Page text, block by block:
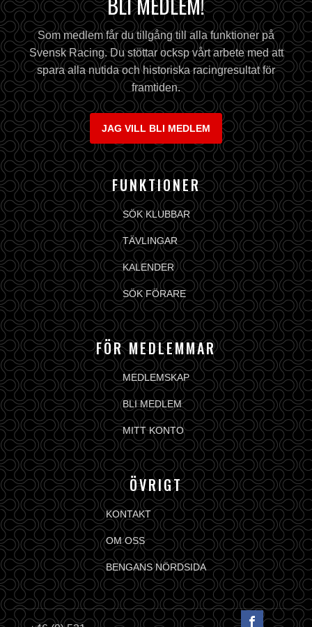
Som medlem får du tillgång till alla funktioner på
Svensk Racing. Du stöttar ocksp vårt arbete med att
spara alla nutida och historiska racingresultat för
framtiden.
JAG VILL BLI MEDLEM
FUNKTIONER
SÖK KLUBBAR
TÄVLINGAR
KALENDER
SÖK FÖRARE
FÖR MEDLEMMAR
MEDLEMSKAP
BLI MEDLEM
MITT KONTO
ÖVRIGT
KONTAKT
OM OSS
BENGANS NÖRDSIDA